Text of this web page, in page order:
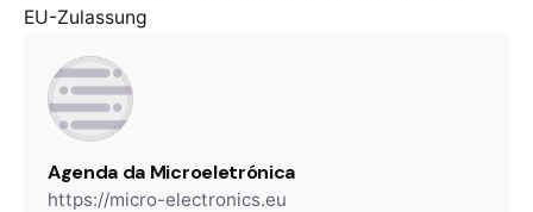
EU-Zulassung
Agenda da Microeletrónica
https://micro-electronics.eu